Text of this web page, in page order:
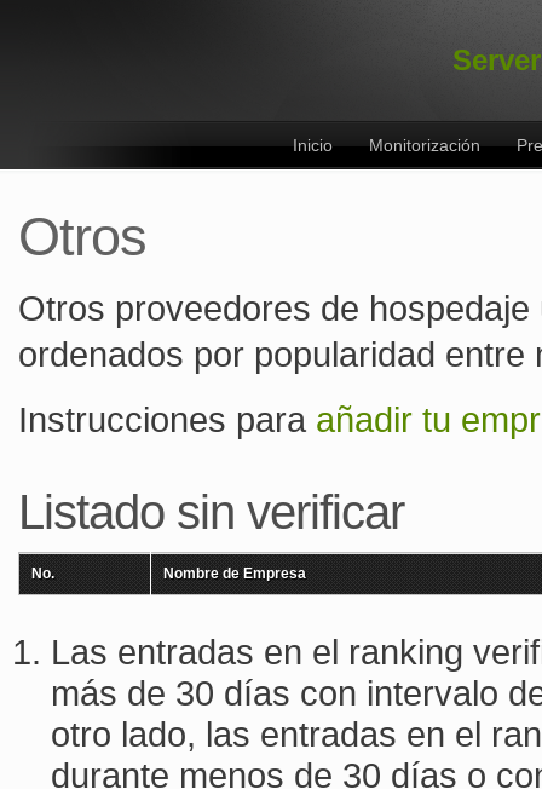
Inicio Monitorización
Otros
Otros proveedores de
ordenados por popularidad entre
Instrucciones para añadir tu
Listado sin verificar
No. Nombre de Empresa
Las entradas en el ranking
más de 30 días con intervalo
otro lado, las entradas en el
durante menos de 30 días o